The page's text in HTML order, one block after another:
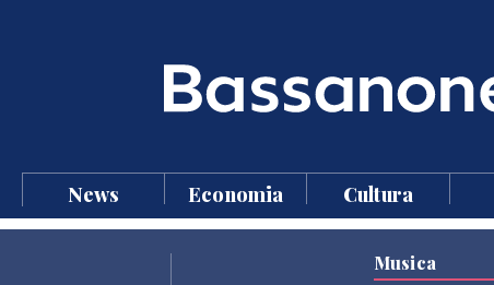
News Economia Cultura
Musica